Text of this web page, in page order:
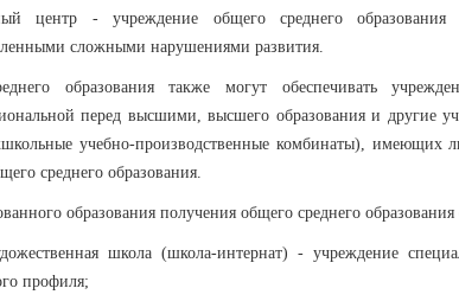
центр - учреждение общего среднего
сложными нарушениями развития.
образования также могут обеспечивать
перед высшими, высшего образования и другие
учебно-производственные комбинаты), имеющих
среднего образования.
образования получения общего среднего
школа (школа-интернат) - учреждение
профиля;